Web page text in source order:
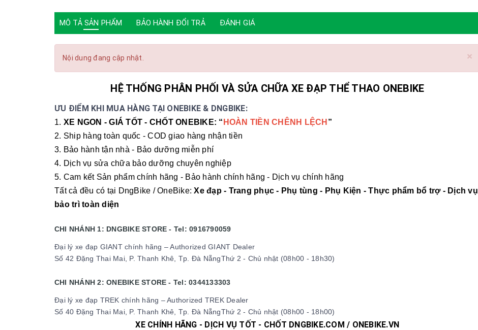
MÔ TẢ SẢN PHẨM BẢO HÀNH ĐỔI TRẢ ĐÁNH GIÁ
×
Nội dung đang cập nhật.
HỆ THỐNG PHÂN PHỐI VÀ SỬA CHỮA XE ĐẠP THỂ THAO ONEBIKE
ƯU ĐIỂM KHI MUA HÀNG TẠI ONEBIKE & DNGBIKE:
1. XE NGON - GIÁ TỐT - CHỐT ONEBIKE: “ HOÀN TIỀN CHÊNH LỆCH ”
2. Ship hàng toàn quốc - COD giao hàng nhận tiền
3. Bảo hành tận nhà - Bảo dưỡng miễn phí
4. Dịch vụ sửa chữa bảo dưỡng chuyên nghiệp
5. Cam kết Sản phẩm chính hãng - Bảo hành chính hãng - Dịch vụ chính hãng
Tất cả đều có tại DngBike / OneBike: Xe đạp - Trang phục - Phụ tùng - Phụ Kiện - Thực phẩm bổ trợ - Dịch vụ
bảo trì toàn diện
CHI NHÁNH 1: DNGBIKE STORE - Tel: 0916790059
Đại lý xe đạp GIANT chính hãng – Authorized GIANT Dealer
Số 42 Đặng Thai Mai, P. Thanh Khê, Tp. Đà NẵngThứ 2 - Chủ nhật (08h00 - 18h30)
CHI NHÁNH 2: ONEBIKE STORE - Tel: 0344133303
Đại lý xe đạp TREK chính hãng – Authorized TREK Dealer
Số 40 Đặng Thai Mai, P. Thanh Khê, Tp. Đà NẵngThứ 2 - Chủ nhật (08h00 - 18h00)
XE CHÍNH HÃNG - DỊCH VỤ TỐT - CHỐT DNGBIKE.COM / ONEBIKE.VN